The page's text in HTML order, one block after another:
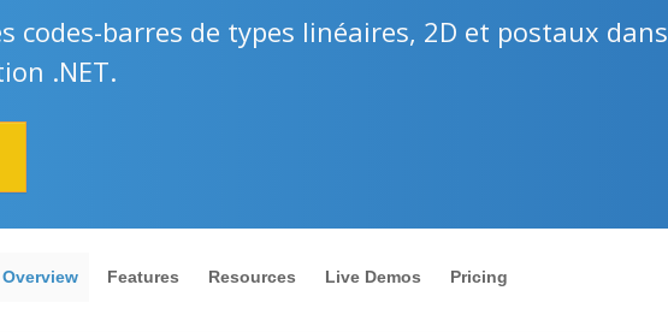
codes-barres de types linéaires, 2D et postaux dans
.NET.
Overview Features Resources Live Demos Pricing